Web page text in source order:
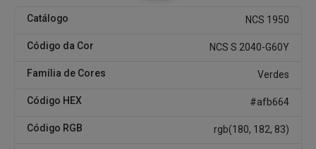
Catálogo NCS 1950
Código da Cor NCS S 2040-G60Y
Família de Cores Verdes
Código HEX #afb664
Código RGB rgb(180, 182, 83)